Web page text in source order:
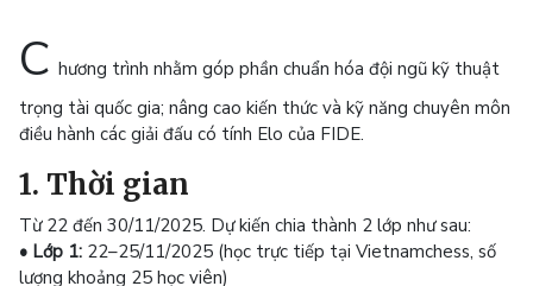
C hương trình nhằm góp phần chuẩn hóa đội ngũ kỹ thuật
trọng tài quốc gia; nâng cao kiến thức và kỹ năng chuyên môn
điều hành các giải đấu có tính Elo của FIDE.
1. Thời gian
Từ 22 đến 30/11/2025. Dự kiến chia thành 2 lớp như sau:
• Lớp 1: 22–25/11/2025 (học trực tiếp tại Vietnamchess, số
lượng khoảng 25 học viên)